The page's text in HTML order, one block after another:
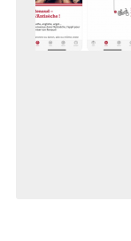
Le Parc de la
mobile pour